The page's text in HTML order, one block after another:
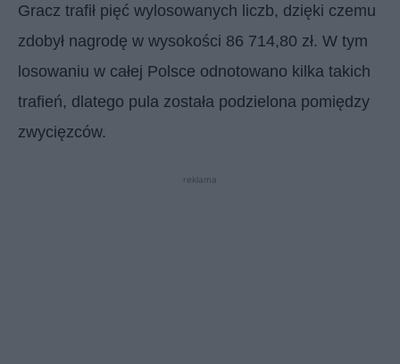
Gracz trafił pięć wylosowanych liczb, dzięki czemu
zdobył nagrodę w wysokości 86 714,80 zł. W tym
losowaniu w całej Polsce odnotowano kilka takich
trafień, dlatego pula została podzielona pomiędzy
zwycięzców.
reklama